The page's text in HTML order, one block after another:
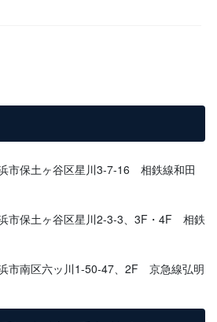
土ヶ谷区星川3-7-16 相鉄線和田
市保土ヶ谷区星川2-3-3、3F・4F 相鉄
区六ッ川1-50-47、2F 京急線弘明